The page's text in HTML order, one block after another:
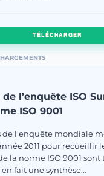
TÉLÉCHARGER
l’enquête ISO
ISO 9001
de l’enquête mondiale
2011 pour recueillir
la norme ISO 9001 sont
en fait une synthèse…